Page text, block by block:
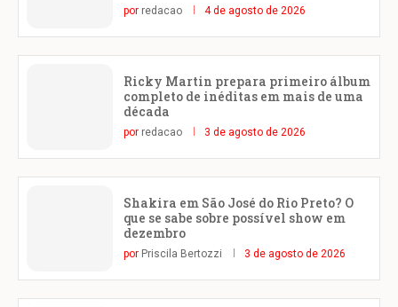
por redacao 4 de agosto de 2026
Ricky Martin prepara primeiro álbum
completo de inéditas em mais de uma
década
por redacao 3 de agosto de 2026
Shakira em São José do Rio Preto? O
que se sabe sobre possível show em
dezembro
por Priscila Bertozzi 3 de agosto de 2026